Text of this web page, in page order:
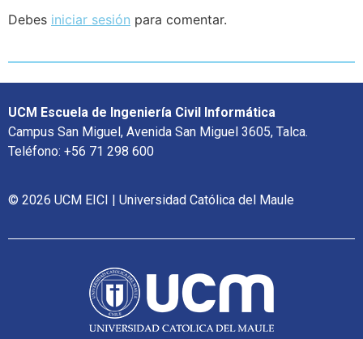
Debes iniciar sesión para comentar.
UCM Escuela de Ingeniería Civil Informática
Campus San Miguel, Avenida San Miguel 3605, Talca.
Teléfono: +56 71 298 600
© 2026 UCM EICI | Universidad Católica del Maule